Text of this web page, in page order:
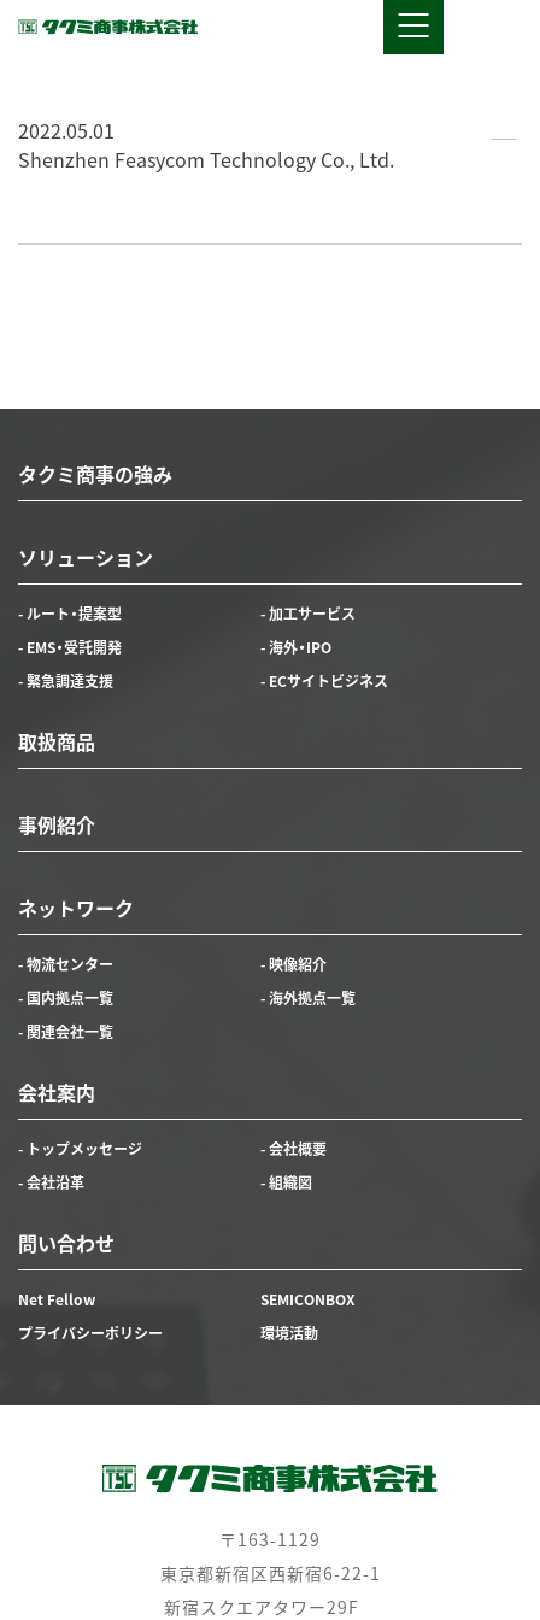
2022.05.01
Shenzhen Feasycom Technology Co., Ltd.
タクミ商事の強み
ソリューション
- ルート・提案型
- 加工サービス
- EMS・受託開発
- 海外・IPO
- 緊急調達支援
- ECサイトビジネス
取扱商品
事例紹介
ネットワーク
- 物流センター
- 映像紹介
- 国内拠点一覧
- 海外拠点一覧
- 関連会社一覧
会社案内
- トップメッセージ
- 会社概要
- 会社沿革
- 組織図
問い合わせ
Net Fellow
SEMICONBOX
プライバシーポリシー
環境活動
〒163-1129
東京都新宿区西新宿6-22-1
新宿スクエアタワー29F